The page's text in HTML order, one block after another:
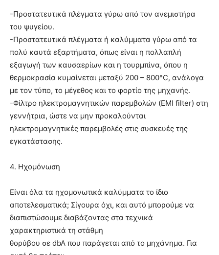
-Προστατευτικά πλέγματα γύρω από τον ανεμιστήρα
του ψυγείου.
-Προστατευτικά πλέγματα ή καλύμματα γύρω από τα
πολύ καυτά εξαρτήματα, όπως είναι η πολλαπλή
εξαγωγή των καυσαερίων και η τουρμπίνα, όπου η
θερμοκρασία κυμαίνεται μεταξύ 200 – 800°C, ανάλογα
με τον τύπο, το μέγεθος και το φορτίο της μηχανής.
-Φίλτρο ηλεκτρομαγνητικών παρεμβολών (EMI filter) στη
γεννήτρια, ώστε να μην προκαλούνται
ηλεκτρομαγνητικές παρεμβολές στις συσκευές της
εγκατάστασης.
4. Ηχομόνωση
Είναι όλα τα ηχομονωτικά καλύμματα το ίδιο
αποτελεσματικά; Σίγουρα όχι, και αυτό μπορούμε να
διαπιστώσουμε διαβάζοντας στα τεχνικά
χαρακτηριστικά τη στάθμη
θορύβου σε dbA που παράγεται από το μηχάνημα. Για